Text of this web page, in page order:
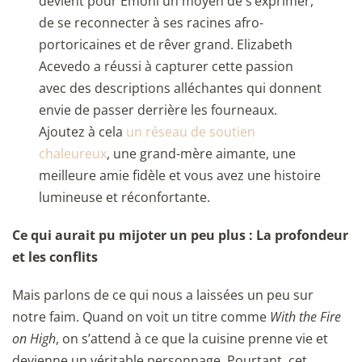
de se reconnecter à ses racines afro-
portoricaines et de rêver grand. Elizabeth
Acevedo a réussi à capturer cette passion
avec des descriptions alléchantes qui donnent
envie de passer derrière les fourneaux.
Ajoutez à cela un réseau de soutien
chaleureux, une grand-mère aimante, une
meilleure amie fidèle et vous avez une histoire
lumineuse et réconfortante.
Ce qui aurait pu mijoter un peu plus : La profondeur
et les conflits
Mais parlons de ce qui nous a laissées un peu sur
notre faim. Quand on voit un titre comme With the Fire
on High, on s’attend à ce que la cuisine prenne vie et